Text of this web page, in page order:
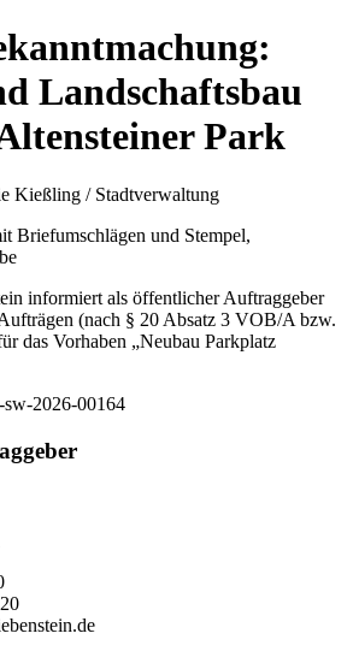
Landschaftsbau
Park
Kießling / Stadtverwaltung
informiert als öffentlicher Auftraggeber
(nach § 20 Absatz 3 VOB/A bzw.
das Vorhaben „Neubau Parkplatz
2026-00164